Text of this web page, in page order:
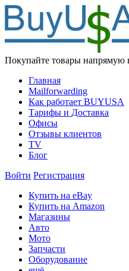
Покупайте товары
Главная
Mailforwarding
Как работает BUYUSA
Тарифы и Доставка
Офисы
Отзывы клиентов
TV
Блог
Войти Регистрация
Купить на eBay
Купить на Amazon
Магазины
Авто
Мото
Запчасти
Оборудование